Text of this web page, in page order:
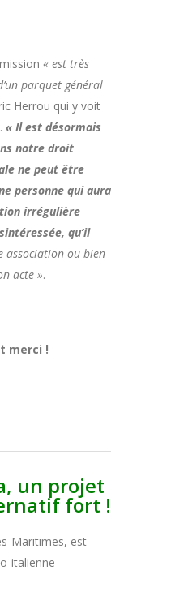
« est très
parquet général
Herrou qui y voit
. « Il est désormais
notre droit
ne peut être
personne qui aura
irrégulière
qu’il
association ou bien
acte ».
merci !
un projet
fort !
Maritimes, est
italienne